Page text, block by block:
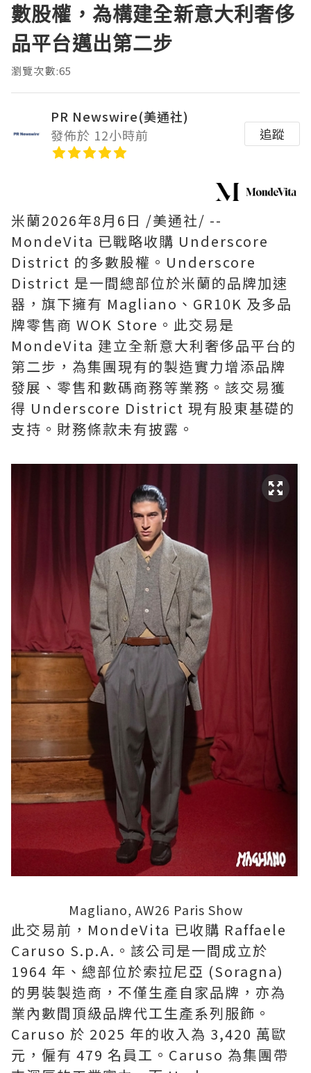
數股權，為構建全新意大利奢侈
品平台邁出第二步
瀏覽次數:65
PR Newswire(美通社)
發佈於 12小時前
追蹤
米蘭2026年8月6日 /美通社/ --
MondeVita 已戰略收購 Underscore
District 的多數股權。Underscore
District 是一間總部位於米蘭的品牌加速
器，旗下擁有 Magliano、GR10K 及多品
牌零售商 WOK Store。此交易是
MondeVita 建立全新意大利奢侈品平台的
第二步，為集團現有的製造實力增添品牌
發展、零售和數碼商務等業務。該交易獲
得 Underscore District 現有股東基礎的
支持。財務條款未有披露。
Magliano, AW26 Paris Show
此交易前，MondeVita 已收購 Raffaele
Caruso S.p.A.。該公司是一間成立於
1964 年、總部位於索拉尼亞 (Soragna)
的男裝製造商，不僅生產自家品牌，亦為
業內數間頂級品牌代工生產系列服飾。
Caruso 於 2025 年的收入為 3,420 萬歐
元，僱有 479 名員工。Caruso 為集團帶